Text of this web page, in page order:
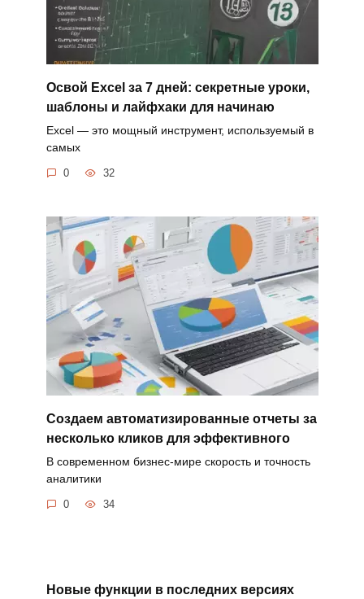
Освой Excel за 7 дней: секретные уроки,
шаблоны и лайфхаки для начинаю
Excel — это мощный инструмент, используемый в
самых
0 32
Создаем автоматизированные отчеты за
несколько кликов для эффективного
В современном бизнес-мире скорость и точность
аналитики
0 34
Новые функции в последних версиях